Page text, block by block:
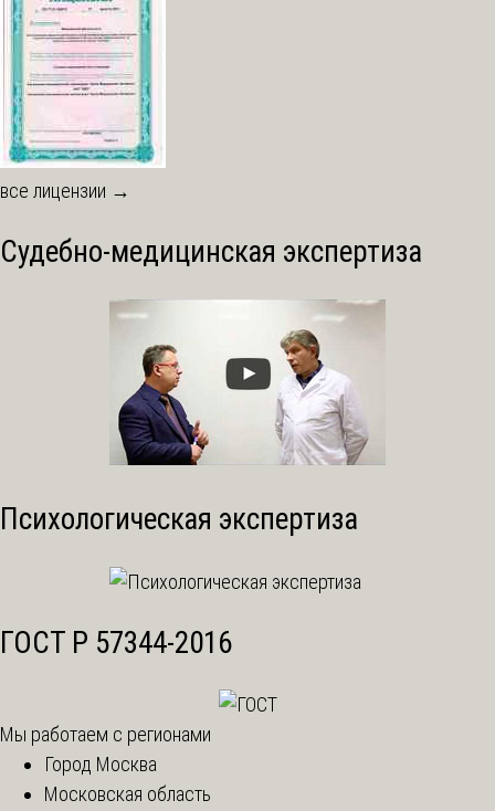
все лицензии →
Судебно-медицинская экспертиза
Психологическая экспертиза
ГОСТ Р 57344-2016
Мы работаем с регионами
Город Москва
Московская область